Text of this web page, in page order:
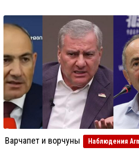
Варчапет и ворчуны Наблюдения